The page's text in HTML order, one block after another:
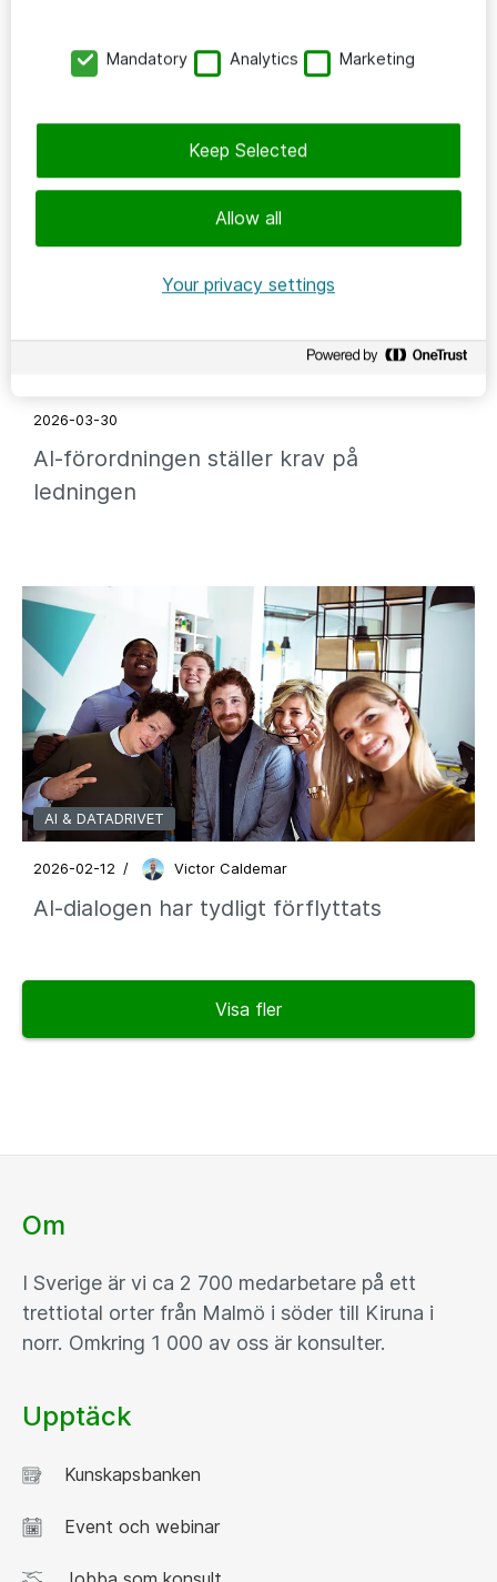
Dokumentsök på 1 minut
2026-03-30
AI-förordningen ställer krav på
ledningen
AI & DATADRIVET
2026-02-12 / Victor Caldemar
AI‑dialogen har tydligt förflyttats
Visa fler
Om
I Sverige är vi ca 2 700 medarbetare på ett
trettiotal orter från Malmö i söder till Kiruna i
norr. Omkring 1 000 av oss är konsulter.
Upptäck
Kunskapsbanken
Event och webinar
Mandatory Analytics Marketing
Allow all
Keep Selected
Your privacy settings